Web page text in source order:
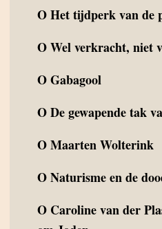
OHet tijdperk van de
OWel verkracht, niet
OGabagool
ODe gewapende tak
OMaarten Wolterink
ONaturisme en de
O Caroline van der